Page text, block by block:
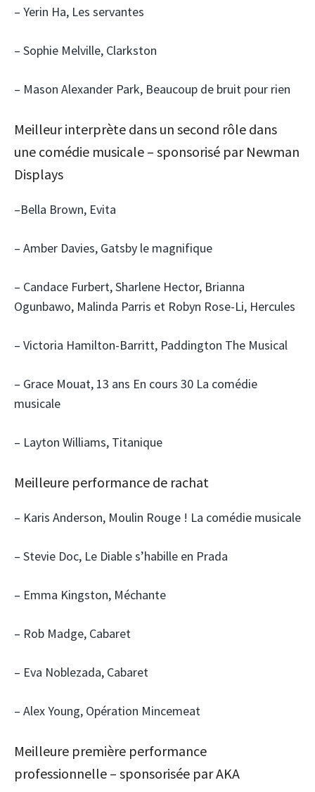
– Yerin Ha, Les servantes
– Sophie Melville, Clarkston
– Mason Alexander Park, Beaucoup de bruit pour rien
Meilleur interprète dans un second rôle dans
une comédie musicale – sponsorisé par Newman
Displays
–Bella Brown, Evita
– Amber Davies, Gatsby le magnifique
– Candace Furbert, Sharlene Hector, Brianna
Ogunbawo, Malinda Parris et Robyn Rose-Li, Hercules
– Victoria Hamilton-Barritt, Paddington The Musical
– Grace Mouat, 13 ans En cours 30 La comédie
musicale
– Layton Williams, Titanique
Meilleure performance de rachat
– Karis Anderson, Moulin Rouge ! La comédie musicale
– Stevie Doc, Le Diable s’habille en Prada
– Emma Kingston, Méchante
– Rob Madge, Cabaret
– Eva Noblezada, Cabaret
– Alex Young, Opération Mincemeat
Meilleure première performance
professionnelle – sponsorisée par AKA